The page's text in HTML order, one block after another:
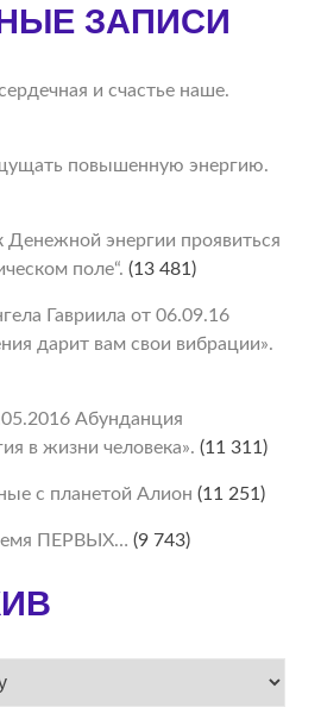
ЗАПИСИ
и счастье наше.
повышенную энергию.
Денежной энергии проявиться
поле“. (13 481)
Гавриила от 06.09.16
дарит вам свои вибрации».
Абунданция
в жизни человека». (11 311)
с планетой Алион (11 251)
ПЕРВЫХ… (9 743)